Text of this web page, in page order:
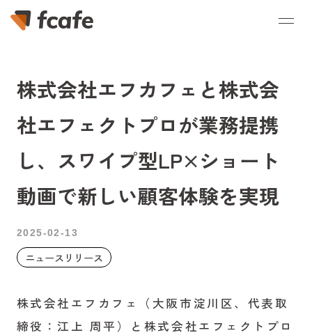
株式会社エフカフェと株式会
社エフェクトプロが業務提携
し、スワイプ型LP×ショート
動画で新しい顧客体験を実現
2025-02-13
ニュースリリース
株式会社エフカフェ（大阪市淀川区、代表取
締役：江上 周平）と株式会社エフェクトプロ